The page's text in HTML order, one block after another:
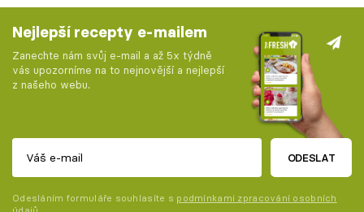
Nejlepší recepty e-mailem
Zanechte nám svůj e-mail a až 5x týdně
vás upozorníme na to nejnovější a nejlepší
z našeho webu.
ODESLAT
Odesláním formuláře souhlasíte s podmínkami zpracování osobních